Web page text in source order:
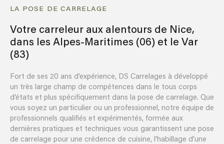
LA POSE DE CARRELAGE
Votre carreleur aux alentours de Nice,
dans les Alpes-Maritimes (06) et le Var
(83)
Fort de ses 20 ans d’expérience, DS Carrelages à développé
un très large champ de compétences dans le tous corps
d’états et plus spécifiquement dans la pose de carrelage. Que
vous soyez un particulier ou un professionnel, notre équipe de
professionnels qualifiés et expérimentés, formée aux
dernières pratiques et techniques vous garantissent une pose
de carrelage pour une crédence de cuisine, l’habillage d’une